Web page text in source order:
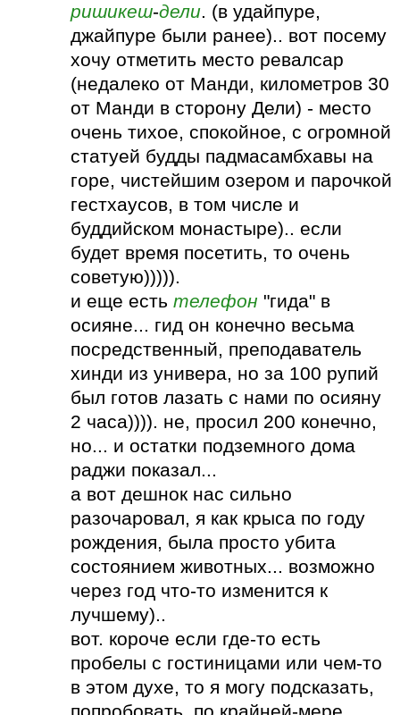
ришикеш-дели. (в удайпуре,
джайпуре были ранее).. вот посему
хочу отметить место ревалсар
(недалеко от Манди, километров 30
от Манди в сторону Дели) - место
очень тихое, спокойное, с огромной
статуей будды падмасамбхавы на
горе, чистейшим озером и парочкой
гестхаусов, в том числе и
буддийском монастыре).. если
будет время посетить, то очень
советую))))).
и еще естьтелефон "гида" в
осияне... гид он конечно весьма
посредственный, преподаватель
хинди из универа, но за 100 рупий
был готов лазать с нами по осияну
2 часа)))). не, просил 200 конечно,
но... и остатки подземного дома
раджи показал...
а вот дешнок нас сильно
разочаровал, я как крыса по году
рождения, была просто убита
состоянием животных... возможно
через год что-то изменится к
лучшему)..
вот. короче если где-то есть
пробелы с гостиницами или чем-то
в этом духе, то я могу подсказать,